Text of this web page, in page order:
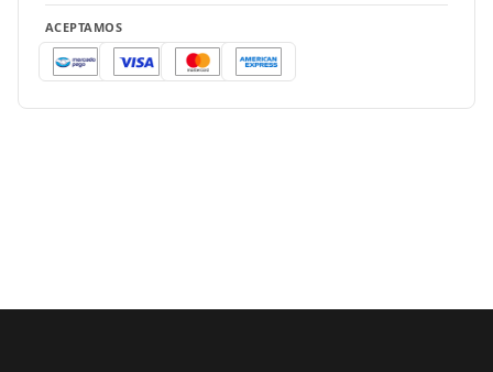
ACEPTAMOS